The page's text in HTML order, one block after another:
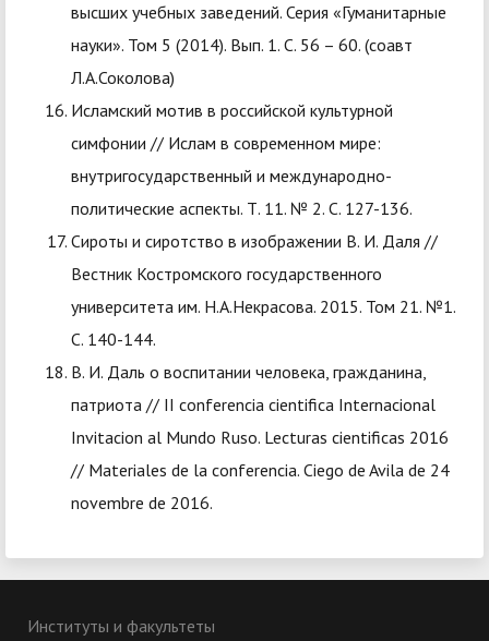
высших учебных заведений. Серия «Гуманитарные
науки». Том 5 (2014). Вып. 1. С. 56 – 60. (соавт
Л.А.Соколова)
Исламский мотив в российской культурной
симфонии // Ислам в современном мире:
внутригосударственный и международно-
политические аспекты. Т. 11. № 2. С. 127-136.
Сироты и сиротство в изображении В. И. Даля //
Вестник Костромского государственного
университета им. Н.А.Некрасова. 2015. Том 21. №1.
С. 140-144.
В. И. Даль о воспитании человека, гражданина,
патриота // II conferencia cientifica Internacional
Invitacion al Mundo Ruso. Lecturas cientificas 2016
// Materiales de la conferencia. Ciego de Avila de 24
novembre de 2016.
Институты и факультеты